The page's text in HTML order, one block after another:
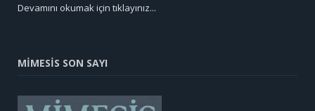
Devamını okumak için tıklayınız...
MİMESİS SON SAYI